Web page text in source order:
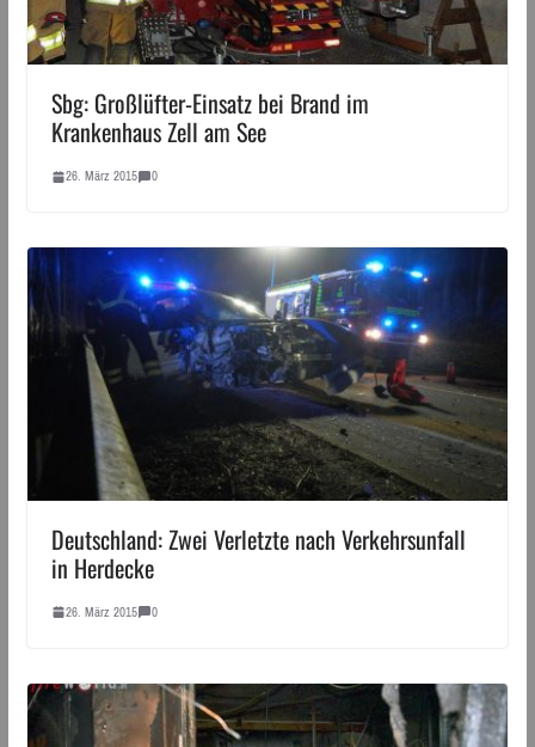
Sbg: Großlüfter-Einsatz bei Brand im
Krankenhaus Zell am See
26. März 2015 0
Deutschland: Zwei Verletzte nach Verkehrsunfall
in Herdecke
26. März 2015 0